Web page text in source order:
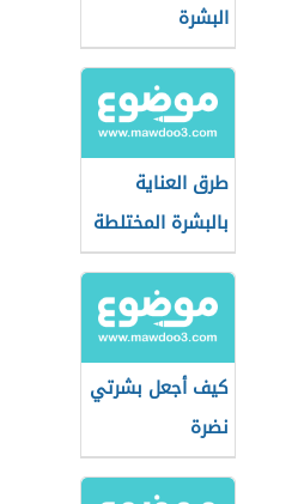
البشرة
طرق العناية
بالبشرة المختلطة
كيف أجعل بشرتي
نضرة